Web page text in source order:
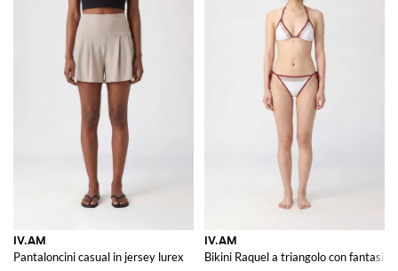
IV.AM
Pantaloncini casual in jersey lurex
IV.AM
Bikini Raquel a triangolo con fantasia